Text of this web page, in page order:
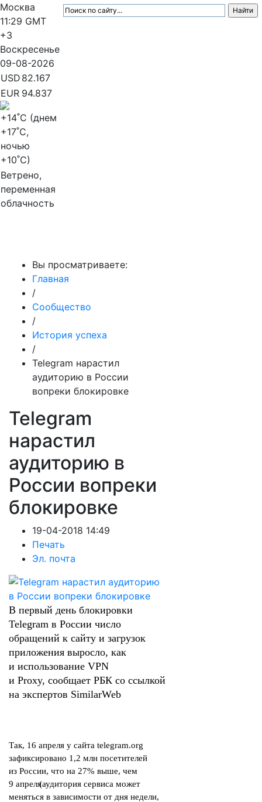
Москва
11:29 GMT
+3
Воскресенье
09-08-2026
USD 82.167
EUR 94.837
+14˚C (днем
+17˚C,
ночью
+10˚C)
Ветрено,
переменная
облачность
Вы просматриваете:
Главная
/
Сообщество
/
История успеха
/
Telegram нарастил
аудиторию в России
вопреки блокировке
Telegram
нарастил
аудиторию в
России вопреки
блокировке
19-04-2018 14:49
Печать
Эл. почта
В первый день блокировки
Telegram в России число
обращений к сайту и загрузок
приложения выросло, как
и использование VPN
и Proxy, сообщает РБК со ссылкой
на экспертов SimilarWeb
Так, 16 апреля у сайта telegram.org
зафиксировано 1,2 млн посетителей
из России, что на 27% выше, чем
9 апреля(аудитория сервиса может
меняться в зависимости от дня недели,